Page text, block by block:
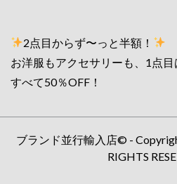
2点目からず〜っと半額！
お洋服もアクセサリーも、1点
すべて50％OFF！
ブランド並行輸入店© -
RIGHTS